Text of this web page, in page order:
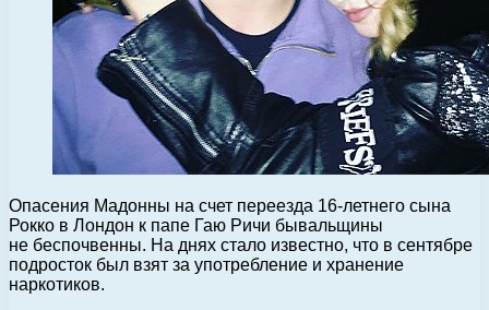
Опасения Мадонны на счет переезда 16-летнего сына
Рокко в Лондон к папе Гаю Ричи бывальщины
не беспочвенны. На днях стало известно, что в сентябре
подросток был взят за употребление и хранение
наркотиков.